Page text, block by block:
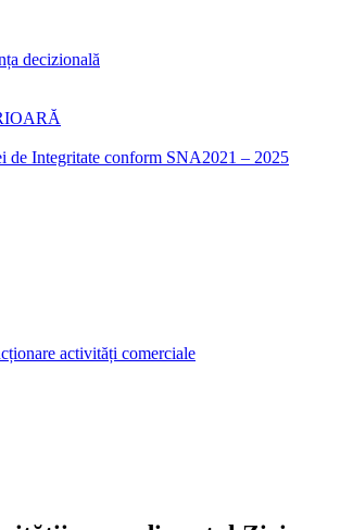
decizională
de Integritate conform SNA2021 – 2025
activități comerciale